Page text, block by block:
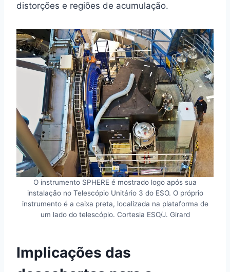
distorções e regiões de acumulação.
O instrumento SPHERE é mostrado logo após sua
instalação no Telescópio Unitário 3 do ESO. O próprio
instrumento é a caixa preta, localizada na plataforma de
um lado do telescópio. Cortesia ESO/J. Girard
Implicações das